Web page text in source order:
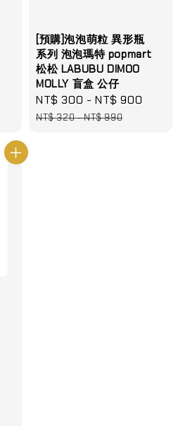
[預購]泡泡萌粒 異形瓶
系列 泡泡瑪特 popmart
松松 LABUBU DIMOO
MOLLY 盲盒 公仔
Sale
price
NT$ 300 -NT$ 900
NT$ 320-NT$ 990